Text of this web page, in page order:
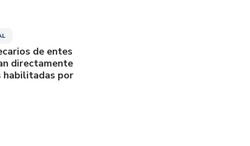
de entes
directamente
habilitadas por